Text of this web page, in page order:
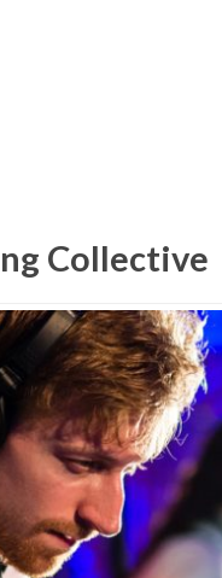
Collective